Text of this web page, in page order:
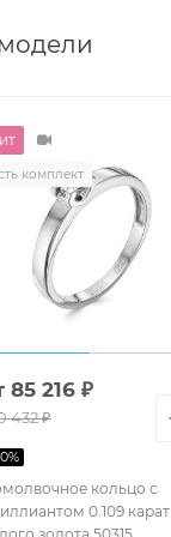
комплект
кольцо с
0.109
85 216 ₽
432 ₽
%